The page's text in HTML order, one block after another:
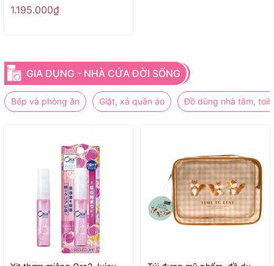
SERUM
1.195.000₫
GIA DỤNG - NHÀ CỬA ĐỜI SỐNG
Bếp và phòng ăn Giặt, xả quần áo Đồ dùng nhà tắm,